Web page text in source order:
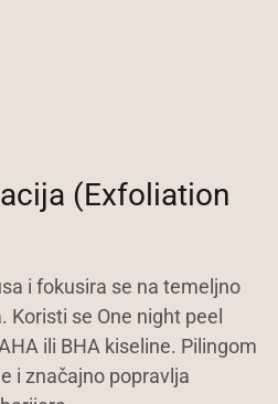
(Exfoliation
i fokusira se na temeljno
Koristi se One night peel
ili BHA kiseline. Pilingom
i značajno popravlja